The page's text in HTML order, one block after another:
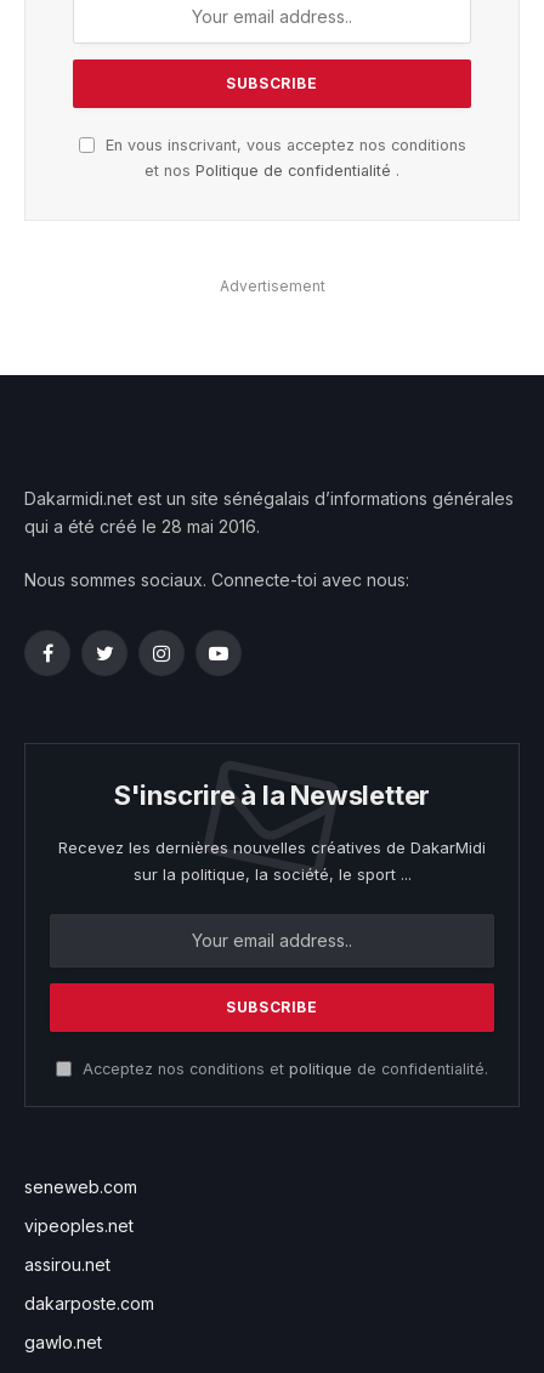
En vous inscrivant, vous acceptez nos conditions
et nos Politique de confidentialité .
Advertisement
Dakarmidi.net est un site sénégalais d’informations générales
qui a été créé le 28 mai 2016.
Nous sommes sociaux. Connecte-toi avec nous:
FacebookTwitterInstagramYouTube
S'inscrire à la Newsletter
Recevez les dernières nouvelles créatives de DakarMidi
sur la politique, la société, le sport ...
Acceptez nos conditions et politique de confidentialité.
seneweb.com
vipeoples.net
assirou.net
dakarposte.com
gawlo.net